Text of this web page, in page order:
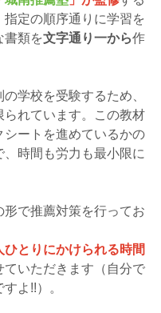
定の順序通りに学習を
書類を文字通り一から作
学校を受験するため、
れています。この教材
ートを進めているかの
時間も労力も最小限に
で推薦対策を行ってお
ひとりにかけられる時間
いただきます（自分で
よ!!）。